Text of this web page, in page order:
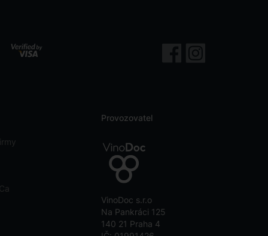
Provozovatel
VinoDoc s.r.o
Na Pankráci 125
140 21 Praha 4